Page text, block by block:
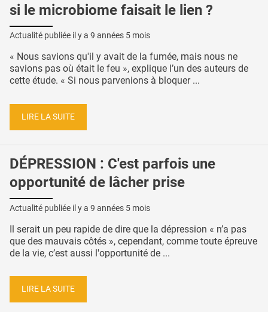
si le microbiome faisait le lien ?
Actualité publiée il y a 9 années 5 mois
« Nous savions qu'il y avait de la fumée, mais nous ne
savions pas où était le feu », explique l’un des auteurs de
cette étude. « Si nous parvenions à bloquer ...
LIRE LA SUITE
DÉPRESSION : C'est parfois une
opportunité de lâcher prise
Actualité publiée il y a 9 années 5 mois
Il serait un peu rapide de dire que la dépression « n’a pas
que des mauvais côtés », cependant, comme toute épreuve
de la vie, c’est aussi l'opportunité de ...
LIRE LA SUITE